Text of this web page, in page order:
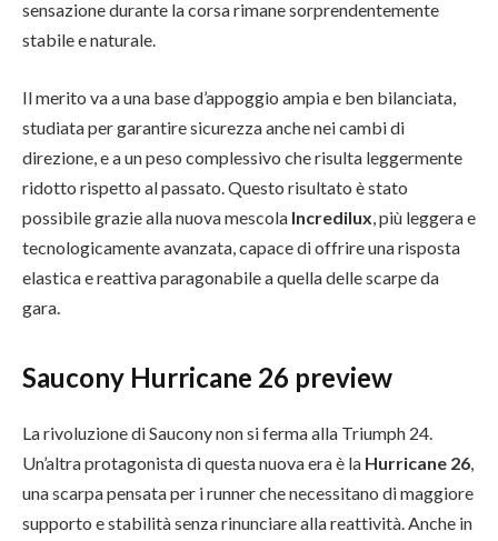
sensazione durante la corsa rimane sorprendentemente
stabile e naturale.
Il merito va a una base d’appoggio ampia e ben bilanciata,
studiata per garantire sicurezza anche nei cambi di
direzione, e a un peso complessivo che risulta leggermente
ridotto rispetto al passato. Questo risultato è stato
possibile grazie alla nuova mescola Incredilux, più leggera e
tecnologicamente avanzata, capace di offrire una risposta
elastica e reattiva paragonabile a quella delle scarpe da
gara.
Saucony Hurricane 26 preview
La rivoluzione di Saucony non si ferma alla Triumph 24.
Un’altra protagonista di questa nuova era è la Hurricane 26,
una scarpa pensata per i runner che necessitano di maggiore
supporto e stabilità senza rinunciare alla reattività. Anche in